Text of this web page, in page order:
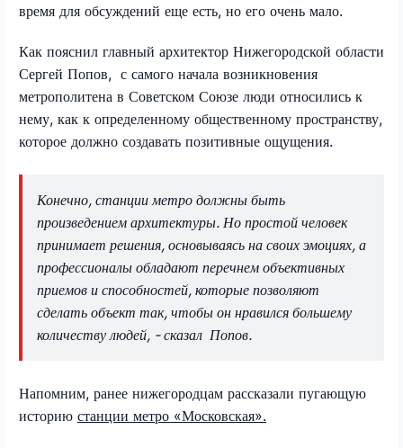
время для обсуждений еще есть, но его очень мало.
Как пояснил главный архитектор Нижегородской области
Сергей Попов, с самого начала возникновения
метрополитена в Советском Союзе люди относились к
нему, как к определенному общественному пространству,
которое должно создавать позитивные ощущения.
Конечно, станции метро должны быть
произведением архитектуры. Но простой человек
принимает решения, основываясь на своих эмоциях, а
профессионалы обладают перечнем объективных
приемов и способностей, которые позволяют
сделать объект так, чтобы он нравился большему
количеству людей, - сказал Попов.
Напомним, ранее нижегородцам рассказали пугающую
историю станции метро «Московская».